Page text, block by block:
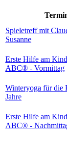
Spieletreff mit
Susanne
Erste Hilfe am
ABC® - Vormittag
Winteryoga für die
Jahre
Erste Hilfe am
ABC® -